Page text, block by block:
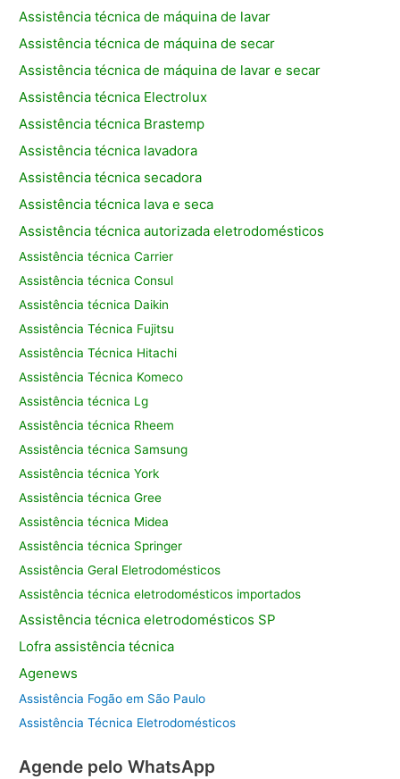
Assistência técnica de máquina de lavar
Assistência técnica de máquina de secar
Assistência técnica de máquina de lavar e secar
Assistência técnica Electrolux
Assistência técnica Brastemp
Assistência técnica lavadora
Assistência técnica secadora
Assistência técnica lava e seca
Assistência técnica autorizada eletrodomésticos
Assistência técnica Carrier
Assistência técnica Consul
Assistência técnica Daikin
Assistência Técnica Fujitsu
Assistência Técnica Hitachi
Assistência Técnica Komeco
Assistência técnica Lg
Assistência técnica Rheem
Assistência técnica Samsung
Assistência técnica York
Assistência técnica Gree
Assistência técnica Midea
Assistência técnica Springer
Assistência Geral Eletrodomésticos
Assistência técnica eletrodomésticos importados
Assistência técnica eletrodomésticos SP
Lofra assistênciatécnica
Agenews
Assistência Fogão em São Paulo
Assistência Técnica Eletrodomésticos
Agende pelo WhatsApp